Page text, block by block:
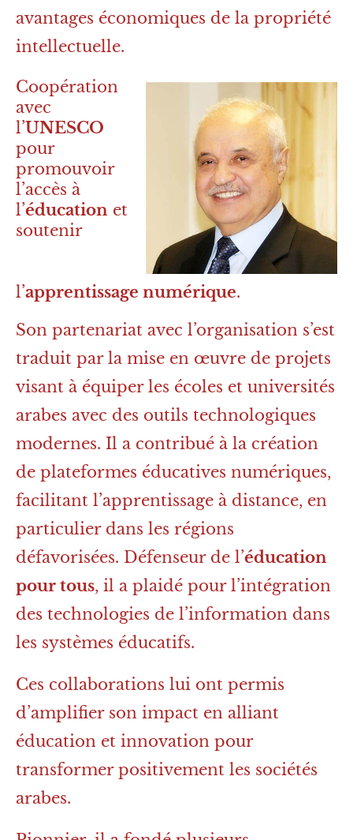
avantages économiques de la propriété
intellectuelle.
Coopération
avec
l’UNESCO
pour
promouvoir
l’accès à
l’éducation et
soutenir
l’apprentissage numérique.
Son partenariat avec l’organisation s’est
traduit par la mise en œuvre de projets
visant à équiper les écoles et universités
arabes avec des outils technologiques
modernes. Il a contribué à la création
de plateformes éducatives numériques,
facilitant l’apprentissage à distance, en
particulier dans les régions
défavorisées. Défenseur de l’éducation
pour tous, il a plaidé pour l’intégration
des technologies de l’information dans
les systèmes éducatifs.
Ces collaborations lui ont permis
d’amplifier son impact en alliant
éducation et innovation pour
transformer positivement les sociétés
arabes.